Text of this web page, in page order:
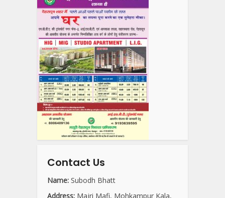
Contact Us
Name: Subodh Bhatt
Address: Majri Mafi, Mohkampur Kala,